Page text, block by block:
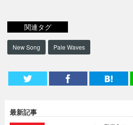
関連タグ
New Song Pale Waves
最新記事